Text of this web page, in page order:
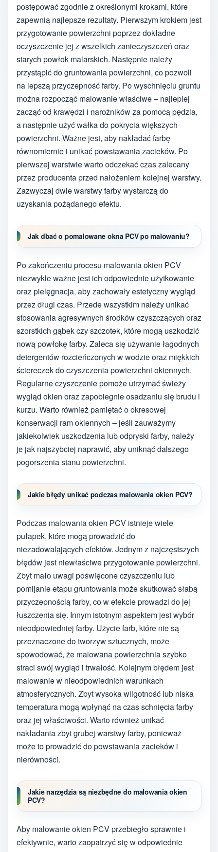
postępować zgodnie z określonymi krokami, które
zapewnią najlepsze rezultaty. Pierwszym krokiem jest
przygotowanie powierzchni poprzez dokładne
oczyszczenie jej z wszelkich zanieczyszczeń oraz
starych powłok malarskich. Następnie należy
przystąpić do gruntowania powierzchni, co pozwoli
na lepszą przyczepność farby. Po wyschnięciu gruntu
można rozpocząć malowanie właściwe – najlepiej
zacząć od krawędzi i narożników za pomocą pędzla,
a następnie użyć wałka do pokrycia większych
powierzchni. Ważne jest, aby nakładać farbę
równomiernie i unikać powstawania zacieków. Po
pierwszej warstwie warto odczekać czas zalecany
przez producenta przed nałożeniem kolejnej warstwy.
Zazwyczaj dwie warstwy farby wystarczą do
uzyskania pożądanego efektu.
Jak dbać o pomalowane okna PCV po malowaniu?
Po zakończeniu procesu malowania okien PCV
niezwykle ważne jest ich odpowiednie użytkowanie
oraz pielęgnacja, aby zachowały estetyczny wygląd
przez długi czas. Przede wszystkim należy unikać
stosowania agresywnych środków czyszczących oraz
szorstkich gąbek czy szczotek, które mogą uszkodzić
nową powłokę farby. Zaleca się używanie łagodnych
detergentów rozcieńczonych w wodzie oraz miękkich
ściereczek do czyszczenia powierzchni okiennych.
Regularne czyszczenie pomoże utrzymać świeży
wygląd okien oraz zapobiegnie osadzaniu się brudu i
kurzu. Warto również pamiętać o okresowej
konserwacji ram okiennych – jeśli zauważymy
jakiekolwiek uszkodzenia lub odpryski farby, należy
je jak najszybciej naprawić, aby uniknąć dalszego
pogorszenia stanu powierzchni.
Jakie błędy unikać podczas malowania okien PCV?
Podczas malowania okien PCV istnieje wiele
pułapek, które mogą prowadzić do
niezadowalających efektów. Jednym z najczęstszych
błędów jest niewłaściwe przygotowanie powierzchni.
Zbyt mało uwagi poświęcone czyszczeniu lub
pomijanie etapu gruntowania może skutkować słabą
przyczepnością farby, co w efekcie prowadzi do jej
łuszczenia się. Innym istotnym aspektem jest wybór
nieodpowiedniej farby. Użycie farb, które nie są
przeznaczone do tworzyw sztucznych, może
spowodować, że malowana powierzchnia szybko
straci swój wygląd i trwałość. Kolejnym błędem jest
malowanie w nieodpowiednich warunkach
atmosferycznych. Zbyt wysoka wilgotność lub niska
temperatura mogą wpłynąć na czas schnięcia farby
oraz jej właściwości. Warto również unikać
nakładania zbyt grubej warstwy farby, ponieważ
może to prowadzić do powstawania zacieków i
nierówności.
Jakie narzędzia są niezbędne do malowania okien
PCV?
Aby malowanie okien PCV przebiegło sprawnie i
efektywnie, warto zaopatrzyć się w odpowiednie